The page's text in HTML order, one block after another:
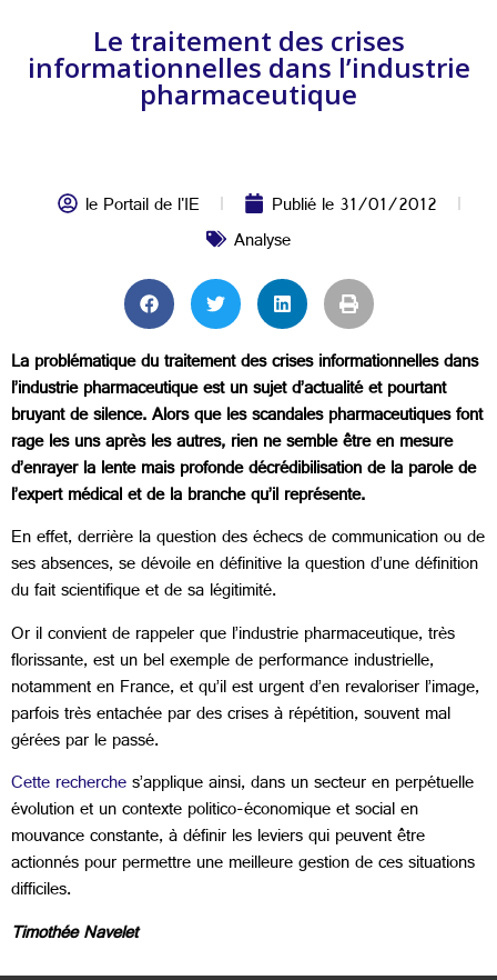
Le traitement des crises
informationnelles dans l’industrie
pharmaceutique
le Portail de l'IE Publié le31/01/2012
Analyse
La problématique du traitement des crises informationnelles dans
l’industrie pharmaceutique est un sujet d’actualité et pourtant
bruyant de silence. Alors que les scandales pharmaceutiques font
rage les uns après les autres, rien ne semble être en mesure
d’enrayer la lente mais profonde décrédibilisation de la parole de
l’expert médical et de la branche qu’il représente.
En effet, derrière la question des échecs de communication ou de
ses absences, se dévoile en définitive la question d’une définition
du fait scientifique et de sa légitimité.
Or il convient de rappeler que l’industrie pharmaceutique, très
florissante, est un bel exemple de performance industrielle,
notamment en France, et qu’il est urgent d’en revaloriser l’image,
parfois très entachée par des crises à répétition, souvent mal
gérées par le passé.
Cette recherches’applique ainsi, dans un secteur en perpétuelle
évolution et un contexte politico-économique et social en
mouvance constante, à définir les leviers qui peuvent être
actionnés pour permettre une meilleure gestion de ces situations
difficiles.
Timothée Navelet